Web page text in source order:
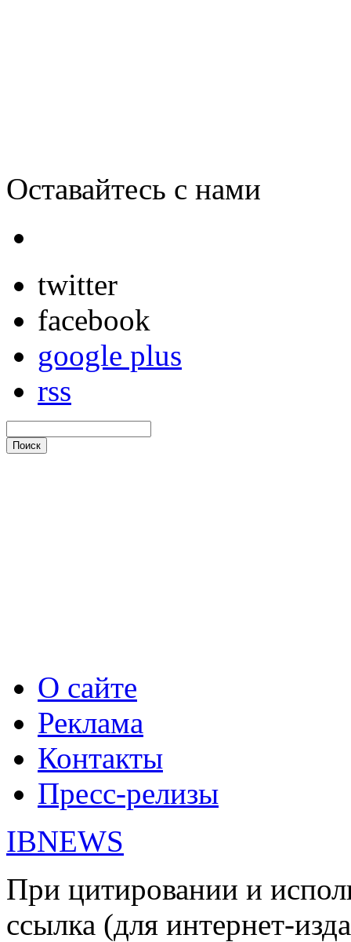
Оставайтесь с нами
twitter
facebook
google plus
rss
О сайте
Реклама
Контакты
Пресс-релизы
IBNEWS
При цитировании и
ссылка (для интернет-